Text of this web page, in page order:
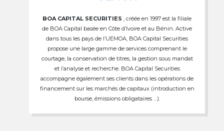
BOA CAPITAL SECURITIES , créée en 1997 est la filiale
de BOA Capital basée en Côte d’Ivoire et au Bénin. Active
dans tous les pays de l’UEMOA, BOA Capital Securities
propose une large gamme de services comprenant le
courtage, la conservation de titres, la gestion sous mandat
et l’analyse et recherche. BOA Capital Securities
accompagne également ses clients dans les opérations de
financement sur les marchés de capitaux (introduction en
bourse, émissions obligataires …).